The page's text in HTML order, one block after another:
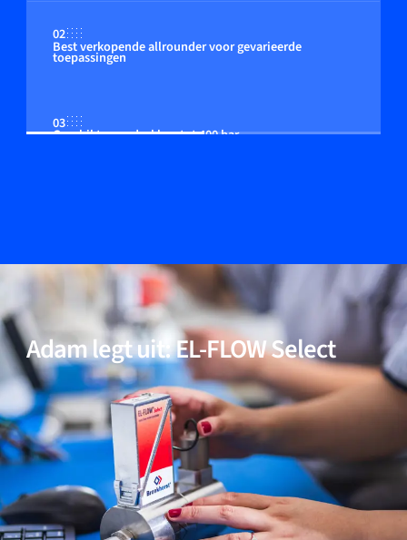
02
Best verkopende allrounder voor gevarieerde
toepassingen
03
Geschikt voor drukken tot 400 bar
05
Incl. modellen voor toepassingen met hoge zuiverheid
en lage ΔP
06
Bewezen prestaties
Adam legt uit: EL-FLOW Select